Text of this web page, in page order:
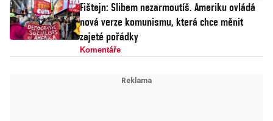
Fištejn: Slibem nezarmoutíš. Ameriku ovládá
nová verze komunismu, která chce měnit
zajeté pořádky
Komentáře